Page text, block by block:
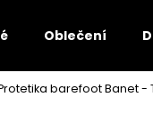
Oblečení
barefoot Banet -
Co